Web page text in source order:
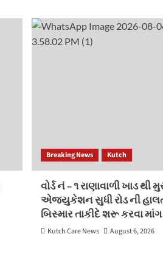
Breaking News Kutch
વોર્ડ નં – ૧ રાણાવાળી ખાડ થી
એજ્યુકેશન સુધી રોડ ની
બિસ્માર તાકીદે શરૂ કરવા માંગ
Kutch Care News August 6, 2026